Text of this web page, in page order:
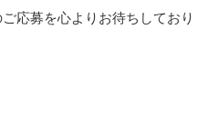
応募を心よりお待ちしており